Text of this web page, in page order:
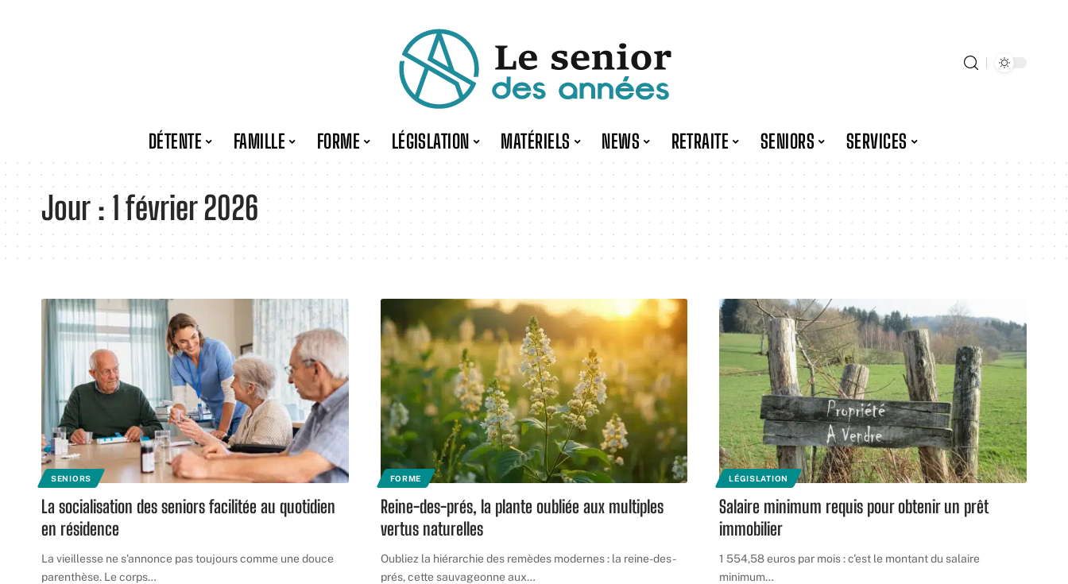
DÉTENTE FAMILLE FORME LÉGISLATION MATÉRIELS NEWS RETRAITE SENIORS SERVICES
Jour : 1 février 2026
SENIORS
La socialisation des seniors facilitée au quotidien
en résidence
La vieillesse ne s'annonce pas toujours comme une douce
parenthèse. Le corps…
FORME
Reine-des-prés, la plante oubliée aux multiples
vertus naturelles
Oubliez la hiérarchie des remèdes modernes : la reine-des-
prés, cette sauvageonne aux…
LÉGISLATION
Salaire minimum requis pour obtenir un prêt
immobilier
1 554,58 euros par mois : c'est le montant du salaire
minimum…